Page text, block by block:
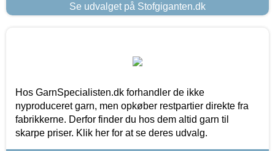
Se udvalget på Stofgiganten.dk
Hos GarnSpecialisten.dk forhandler de ikke
nyproduceret garn, men opkøber restpartier direkte fra
fabrikkerne. Derfor finder du hos dem altid garn til
skarpe priser. Klik her for at se deres udvalg.